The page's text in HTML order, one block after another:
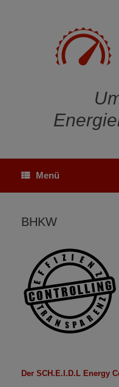
Menü
BHKW
Der SCH.E.I.D.L Energy